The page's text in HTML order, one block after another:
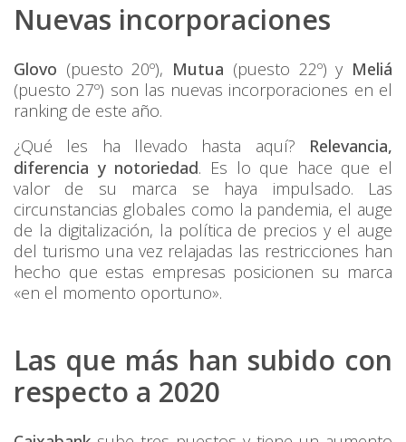
Nuevas incorporaciones
Glovo (puesto 20º), Mutua (puesto 22º) y Meliá
(puesto 27º) son las nuevas incorporaciones en el
ranking de este año.
¿Qué les ha llevado hasta aquí? Relevancia,
diferencia y notoriedad. Es lo que hace que el
valor de su marca se haya impulsado. Las
circunstancias globales como la pandemia, el auge
de la digitalización, la política de precios y el auge
del turismo una vez relajadas las restricciones han
hecho que estas empresas posicionen su marca
«en el momento oportuno».
Las que más han subido con
respecto a 2020